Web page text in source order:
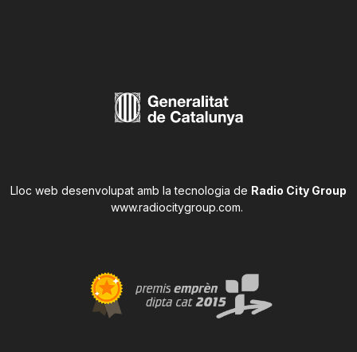
Lloc web desenvolupat amb la tecnologia de Radio City Group
www.radiocitygroup.com.